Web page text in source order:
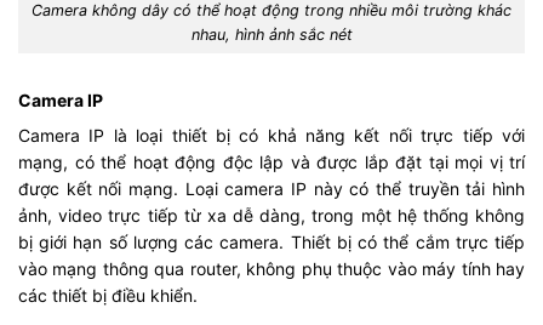
Camera không dây có thể hoạt động trong nhiều môi trường khác
nhau, hình ảnh sắc nét
Camera IP
Camera IP là loại thiết bị có khả năng kết nối trực tiếp với
mạng, có thể hoạt động độc lập và được lắp đặt tại mọi vị trí
được kết nối mạng. Loại camera IP này có thể truyền tải hình
ảnh, video trực tiếp từ xa dễ dàng, trong một hệ thống không
bị giới hạn số lượng các camera. Thiết bị có thể cắm trực tiếp
vào mạng thông qua router, không phụ thuộc vào máy tính hay
các thiết bị điều khiển.